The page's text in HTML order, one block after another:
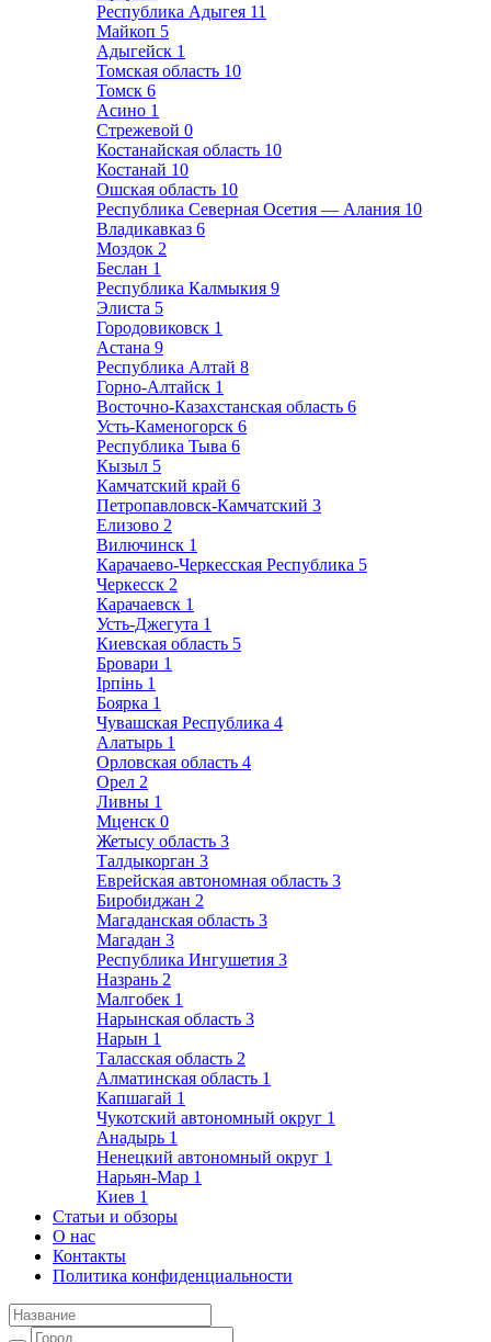
Республика Адыгея 11
Майкоп 5
Адыгейск 1
Томская область 10
Томск 6
Асино 1
Стрежевой 0
Костанайская область 10
Костанай 10
Ошская область 10
Республика Северная Осетия — Алания 10
Владикавказ 6
Моздок 2
Беслан 1
Республика Калмыкия 9
Элиста 5
Городовиковск 1
Астана 9
Республика Алтай 8
Горно-Алтайск 1
Восточно-Казахстанская область 6
Усть-Каменогорск 6
Республика Тыва 6
Кызыл 5
Камчатский край 6
Петропавловск-Камчатский 3
Елизово 2
Вилючинск 1
Карачаево-Черкесская Республика 5
Черкесск 2
Карачаевск 1
Усть-Джегута 1
Киевская область 5
Бровари 1
Ірпінь 1
Боярка 1
Чувашская Республика 4
Алатырь 1
Орловская область 4
Орел 2
Ливны 1
Мценск 0
Жетысу область 3
Талдыкорган 3
Еврейская автономная область 3
Биробиджан 2
Магаданская область 3
Магадан 3
Республика Ингушетия 3
Назрань 2
Малгобек 1
Нарынская область 3
Нарын 1
Таласская область 2
Алматинская область 1
Капшагай 1
Чукотский автономный округ 1
Анадырь 1
Ненецкий автономный округ 1
Нарьян-Мар 1
Киев 1
Статьи и обзоры
О нас
Контакты
Политика конфиденциальности